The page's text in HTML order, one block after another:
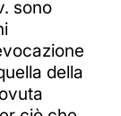
sono
della